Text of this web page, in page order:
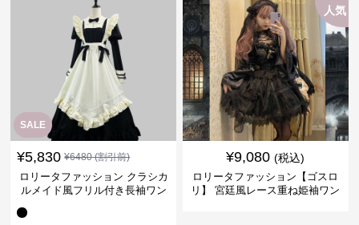
SALE
¥5,830 ¥6480(割引前)
ロリータファッション クラシカ
ルメイド風フリル付き長袖ワン
人気
¥9,080 (税込)
ロリータファッション【ゴスロ
リ】 宮廷風レース重ね姫袖ワン